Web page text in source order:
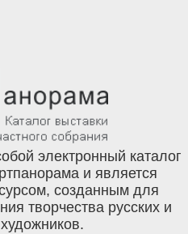
электронный каталог
и является
созданным для
творчества русских и